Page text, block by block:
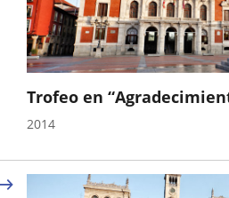
Trofeo en
Municipal de Valladolid.
Año
2014